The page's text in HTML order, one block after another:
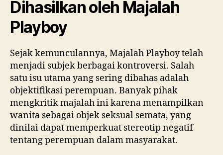
Dihasilkan oleh Majalah
Playboy
Sejak kemunculannya, Majalah Playboy telah
menjadi subjek berbagai kontroversi. Salah
satu isu utama yang sering dibahas adalah
objektifikasi perempuan. Banyak pihak
mengkritik majalah ini karena menampilkan
wanita sebagai objek seksual semata, yang
dinilai dapat memperkuat stereotip negatif
tentang perempuan dalam masyarakat.